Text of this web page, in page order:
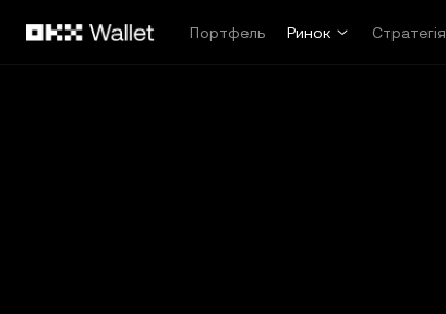
Портфель
Ринок Стратегія